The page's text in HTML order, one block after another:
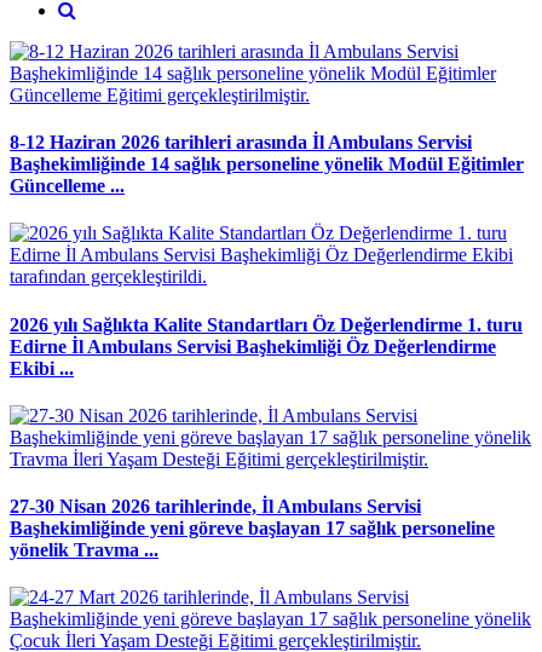
8-12 Haziran 2026 tarihleri arasında İl Ambulans Servisi
Başhekimliğinde 14 sağlık personeline yönelik Modül Eğitimler
Güncelleme ...
2026 yılı Sağlıkta Kalite Standartları Öz Değerlendirme 1. turu
Edirne İl Ambulans Servisi Başhekimliği Öz Değerlendirme
Ekibi ...
27-30 Nisan 2026 tarihlerinde, İl Ambulans Servisi
Başhekimliğinde yeni göreve başlayan 17 sağlık personeline
yönelik Travma ...